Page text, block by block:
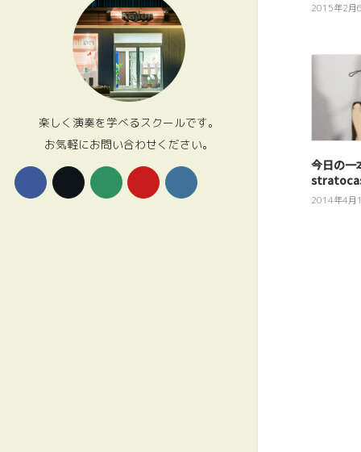
楽しく演奏を学べるスクールです。
お気軽にお問い合わせください。
2015年2月
今日の
2014年4月